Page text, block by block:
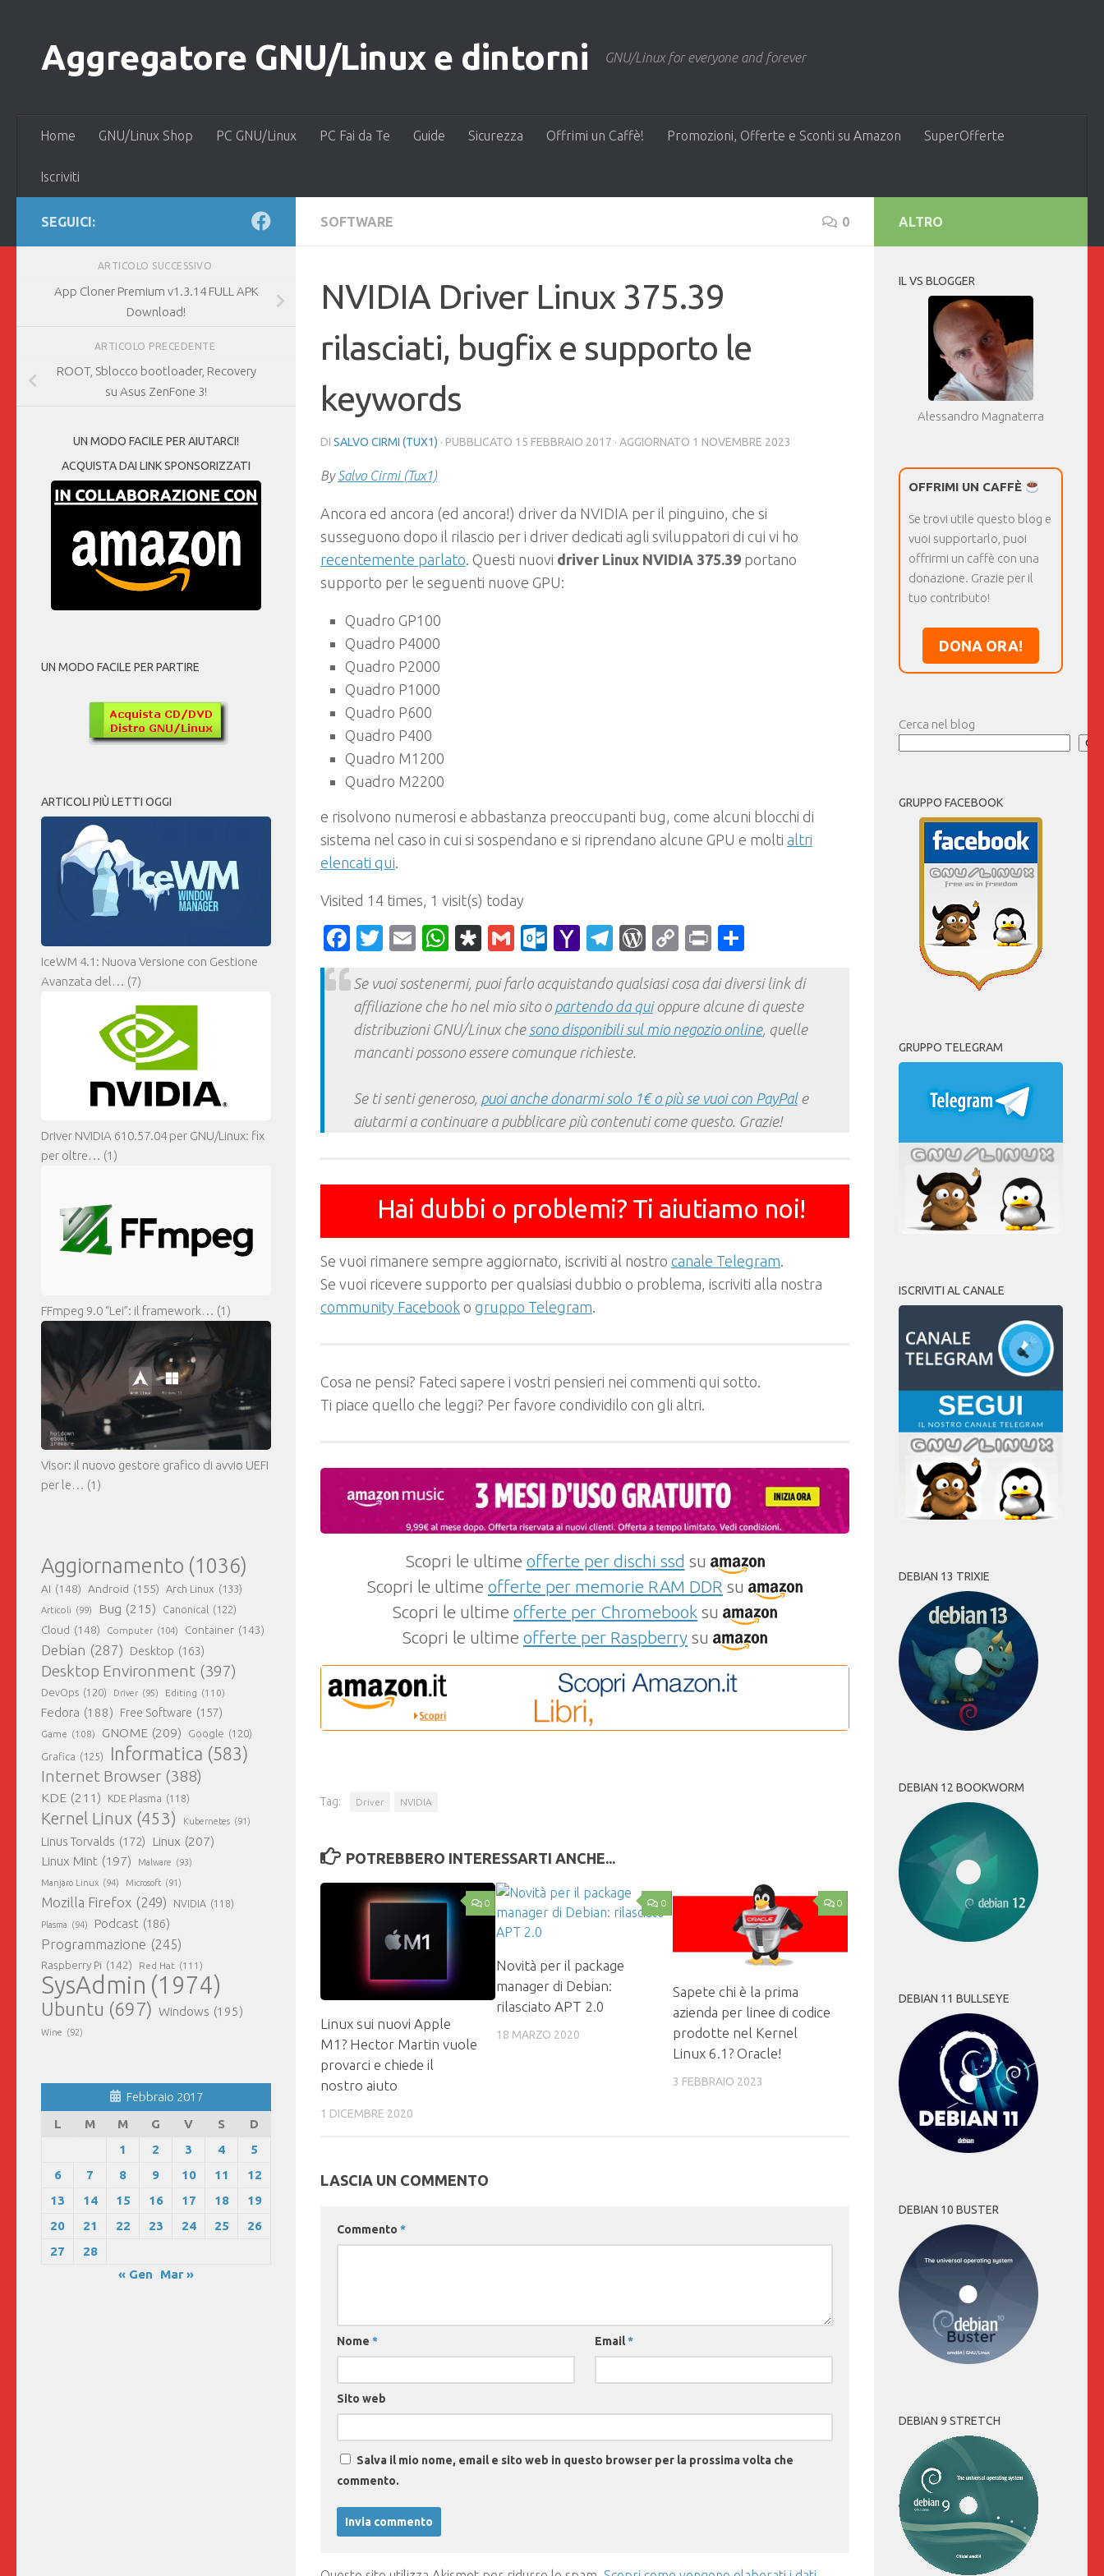
Aggregatore GNU/Linux e dintorni GNU/Linux for everyone and forever
Home GNU/Linux Shop PC GNU/Linux PC Fai da Te Guide Sicurezza Offrimi un Caffè! Promozioni, Offerte e Sconti su Amazon SuperOfferte
Iscriviti
SOFTWARE 0
NVIDIA Driver Linux 375.39
rilasciati, bugfix e supporto le
keywords
DI SALVO CIRMI (TUX1) · PUBBLICATO 15 FEBBRAIO 2017 · AGGIORNATO 1 NOVEMBRE 2023
BySalvo Cirmi (Tux1)
Ancora ed ancora (ed ancora!) driver da NVIDIA per il pinguino, che si
susseguono dopo il rilascio per i driver dedicati agli sviluppatori di cui vi ho
recentemente parlato. Questi nuovi driver Linux NVIDIA 375.39 portano
supporto per le seguenti nuove GPU:
Quadro GP100
Quadro P4000
Quadro P2000
Quadro P1000
Quadro P600
Quadro P400
Quadro M1200
Quadro M2200
e risolvono numerosi e abbastanza preoccupanti bug, come alcuni blocchi di
sistema nel caso in cui si sospendano e si riprendano alcune GPU e molti altri
elencati qui.
Visited 14 times, 1 visit(s) today
Facebook
Twitter
EmailWhatsApp
Diaspora
GmailOutlook.com
YahooTelegram
WordPress
CopyPrint
Se vuoi sostenermi, puoi farlo acquistando qualsiasi cosa dai diversi link di
affiliazione che ho nel mio sito o partendo da quioppure alcune di queste
distribuzioni GNU/Linux che sono disponibili sul mio negozio online, quelle
mancanti possono essere comunque richieste.
Se ti senti generoso, puoi anche donarmi solo 1€ o più se vuoi con PayPale
aiutarmi a continuare a pubblicare più contenuti come questo. Grazie!
Hai dubbi o problemi? Ti aiutiamo noi!
Se vuoi rimanere sempre aggiornato, iscriviti al nostro canale Telegram.
Se vuoi ricevere supporto per qualsiasi dubbio o problema, iscriviti alla nostra
community Facebook o gruppo Telegram.
Cosa ne pensi? Fateci sapere i vostri pensieri nei commenti qui sotto.
Ti piace quello che leggi? Per favore condividilo con gli altri.
Scopri le ultime offerte per dischi ssd su
Scopri le ultime offerte per memorie RAM DDR su
Scopri le ultime offerte per Chromebook su
Scopri le ultime offerte per Raspberry su
Tag: Driver NVIDIA
POTREBBERO INTERESSARTI ANCHE...
0
Linux sui nuovi Apple
M1? Hector Martin vuole
provarci e chiede il
nostro aiuto
1 DICEMBRE 2020
0
Novità per il package
manager di Debian:
rilasciato APT 2.0
18 MARZO 2020
0
Sapete chi è la prima
azienda per linee di codice
prodotte nel Kernel
Linux 6.1? Oracle!
3 FEBBRAIO 2023
LASCIA UN COMMENTO
Commento *
Nome * Email*
Sito web
Salva il mio nome, email e sito web in questo browser per la prossima volta che
commento.
SEGUICI:
ARTICOLO SUCCESSIVO
App Cloner Premium v1.3.14 FULL APK
Download!
ARTICOLO PRECEDENTE
ROOT, Sblocco bootloader, Recovery
su Asus ZenFone 3!
UN MODO FACILE PER AIUTARCI!
ACQUISTA DAI LINK SPONSORIZZATI
UN MODO FACILE PER PARTIRE
ARTICOLI PIÙ LETTI OGGI
IceWM 4.1: Nuova Versione con Gestione
Avanzata del… (7)
Driver NVIDIA 610.57.04 per GNU/Linux: fix
per oltre… (1)
FFmpeg 9.0 “Lei”: il framework… (1)
Visor: il nuovo gestore grafico di avvio UEFI
per le… (1)
Aggiornamento (1036)
AI (148) Android (155) Arch Linux (133)
Articoli (99) Bug (215) Canonical (122)
Cloud (148) Computer (104) Container (143)
Debian (287) Desktop (163)
Desktop Environment (397)
DevOps (120) Driver (95) Editing (110)
Fedora (188) Free Software (157)
Game (108) GNOME (209) Google (120)
Grafica (125) Informatica (583)
Internet Browser (388)
KDE (211) KDE Plasma (118)
Kernel Linux (453) Kubernetes (91)
Linus Torvalds (172) Linux (207)
Linux Mint (197) Malware (93)
Manjaro Linux (94) Microsoft (91)
Mozilla Firefox (249) NVIDIA (118)
Plasma (94) Podcast (186)
Programmazione (245)
Raspberry Pi (142) Red Hat (111)
SysAdmin (1974)
Ubuntu (697) Windows (195)
Wine (92)
Febbraio 2017
L
M M G V S
D
1
2 3 4
5
6
7 8 9 10 11
12
13
14 15 16 17 18
19
20
21 22 23 24 25
26
27
28
« Gen
Mar »
ALTRO
IL VS BLOGGER
Alessandro Magnaterra
OFFRIMI UN CAFFÈ
Se trovi utile questo blog e
vuoi supportarlo, puoi
offrirmi un caffè con una
donazione. Grazie per il
tuo contributo!
DONA ORA!
Cerca nel blog
GRUPPO FACEBOOK
GRUPPO TELEGRAM
ISCRIVITI AL CANALE
DEBIAN 13 TRIXIE
DEBIAN 12 BOOKWORM
DEBIAN 11 BULLSEYE
DEBIAN 10 BUSTER
DEBIAN 9 STRETCH